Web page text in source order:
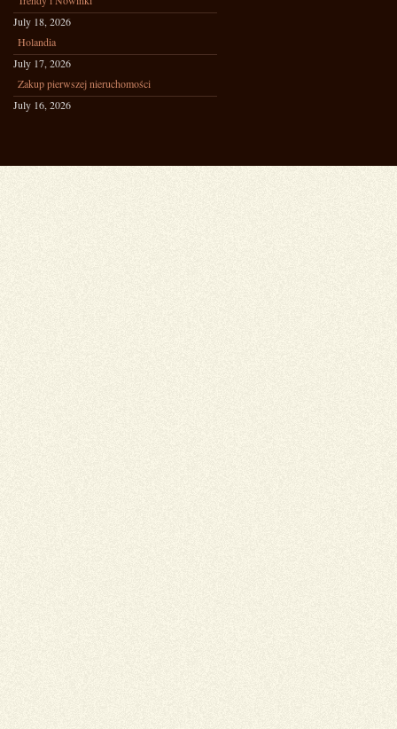
July 18, 2026
Holandia
July 17, 2026
Zakup pierwszej nieruchomości
July 16, 2026